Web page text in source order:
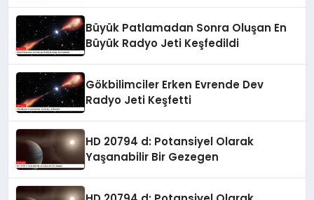
Büyük Patlamadan Sonra Oluşan En
Büyük Radyo Jeti Keşfedildi
Gökbilimciler Erken Evrende Dev
Radyo Jeti Keşfetti
HD 20794 d: Potansiyel Olarak
Yaşanabilir Bir Gezegen